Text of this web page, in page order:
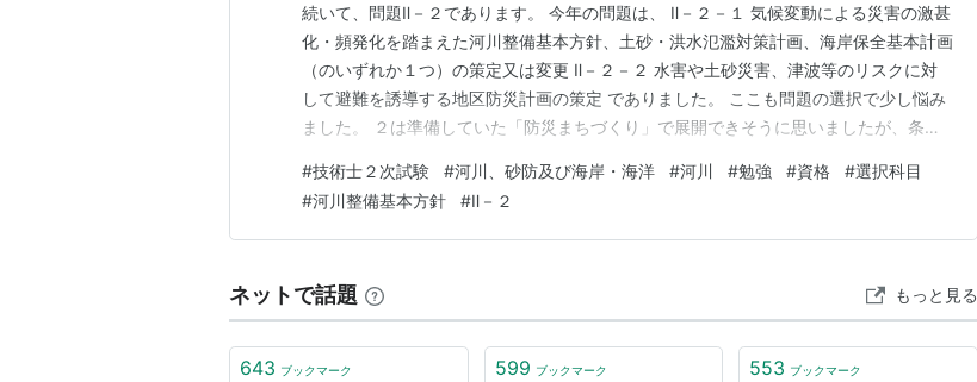
2 この法律において「河川管理施設」とは、ダム、堰、水門、堤防、護岸、床止
め、樹林帯（堤防又はダム貯水池に沿つて設置された国土交通省令で定める帯状の樹林
で堤防又はダム貯水池の治水上又は利水上の機能を維持し、又は増進する効用を有する
ものをいう。）その他河川の流水によつて生ずる公利を増進し、又は公害を除却し、若
については、当該施設を河川管理施設とすることについて河川管理者が権原に基づき当
第4条 この法律において「一級河川」とは、国土保全上又は国民経済上特に重要な水
系で政令で指定したものに係る河川（公共の水流及び水面をいう。以下同じ。）で国土
交通大臣が指定したものをいう。
続いて、問題Ⅱ－２であります。 今年の問題は、 Ⅱ－２－１ 気候変動による災害の激甚
化・頻発化を踏まえた河川整備基本方針、土砂・洪水氾濫対策計画、海岸保全基本計画
（のいずれか１つ）の策定又は変更 Ⅱ－２－２ 水害や土砂災害、津波等のリスクに対
して避難を誘導する地区防災計画の策定 でありました。 ここも問題の選択で少し悩み
ました。 ２は準備していた「防災まちづくり」で展開できそうに思いましたが、条件
災まちづくり」では流域治水や水害リスクマップ作成といった広いエリアでの内容にな
るので、ここは回避しました。 河川整備基本方…
#技術士２次試験 #河川、砂防及び海岸・海洋 #河川 #勉強 #資格 #選択科目
#河川整備基本方針 #Ⅱ－２
ネットで話題 もっと見る
643 ブックマーク 599 ブックマーク 553 ブックマーク